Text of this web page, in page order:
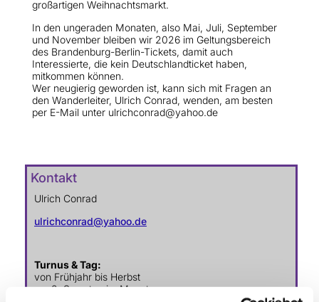
großartigen Weihnachtsmarkt.
In den ungeraden Monaten, also Mai, Juli, September
und November bleiben wir 2026 im Geltungsbereich
des Brandenburg-Berlin-Tickets, damit auch
Interessierte, die kein Deutschlandticket haben,
mitkommen können.
Wer neugierig geworden ist, kann sich mit Fragen an
den Wanderleiter, Ulrich Conrad, wenden, am besten
per E-Mail unter ulrichconrad@yahoo.de
Kontakt
Ulrich Conrad
ulrichconrad@yahoo.de
Turnus & Tag:
von Frühjahr bis Herbst
am 2. Samstag im Monat